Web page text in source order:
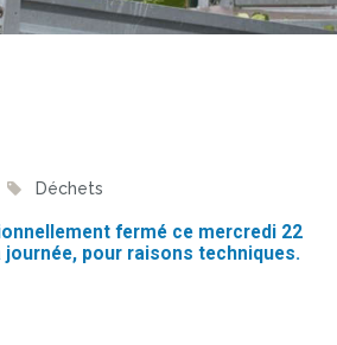
Déchets
fermé ce mercredi 22
pour raisons techniques.